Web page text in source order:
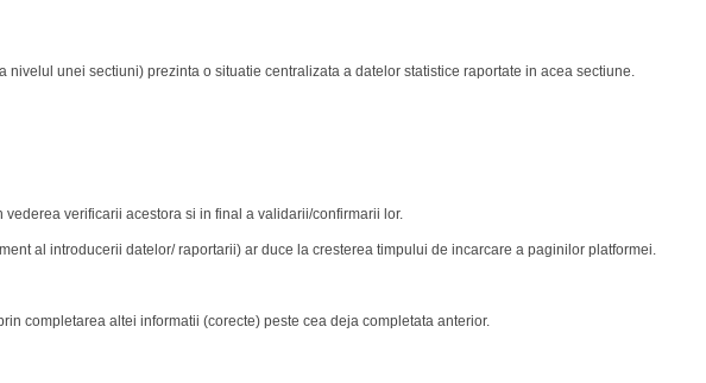
unei sectiuni) prezinta o situatie centralizata a datelor statistice raportate in acea sectiune.
verificarii acestora si in final a validarii/confirmarii lor.
al introducerii datelor/ raportarii) ar duce la cresterea timpului de incarcare a paginilor platformei.
completarea altei informatii (corecte) peste cea deja completata anterior.